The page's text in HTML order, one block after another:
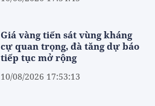
Giá vàng tiến sát vùng kháng
cự quan trọng, đà tăng dự báo
tiếp tục mở rộng
10/08/2026 17:53:13